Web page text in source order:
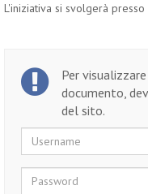
L'iniziativa si svolgerà
Per
documento,
del sito.
Username
Password